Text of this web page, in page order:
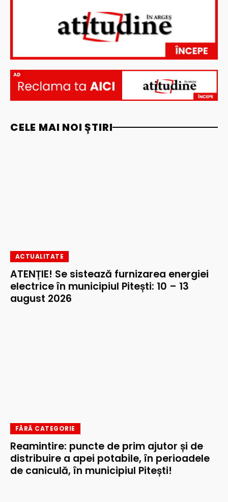
AD
CELE MAI NOI ȘTIRI
ACTUALITATE
ATENȚIE! Se sistează furnizarea energiei
electrice în municipiul Pitești: 10 – 13
august 2026
FĂRĂ CATEGORIE
Reamintire: puncte de prim ajutor și de
distribuire a apei potabile, în perioadele
de caniculă, în municipiul Pitești!